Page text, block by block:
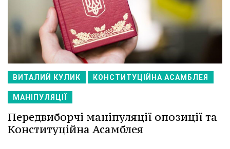
ВИТАЛИЙ КУЛИК КОНСТИТУЦІЙНА АСАМБЛЕЯ
МАНІПУЛЯЦІЇ
Передвиборчі маніпуляції опозиції та
Конституційна Асамблея